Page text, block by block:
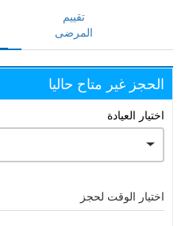
تقييم
المرضى
الحجز غير متاح حاليا
اختيار العيادة
اختيار الوقت لحجز